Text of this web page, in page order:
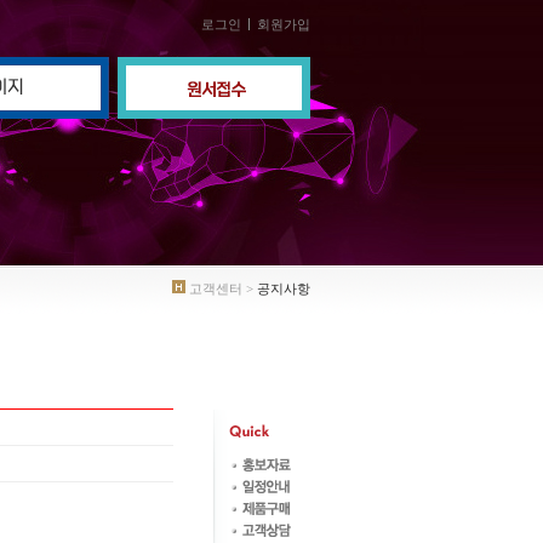
로그인 회원가입
고객센터 > 공지사항